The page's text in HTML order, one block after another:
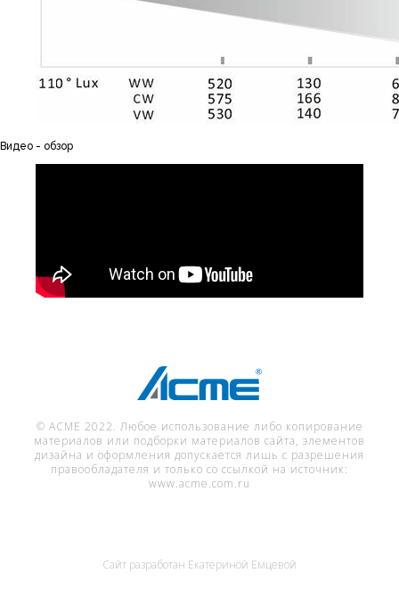
Видео - обзор
© ACME 2022. Любое использование либо копирование
материалов или подборки материалов сайта, элементов
дизайна и оформления допускается лишь с разрешения
правообладателя и только со ссылкой на источник:
www.acme.com.ru
Сайт разработан Екатериной Емцевой